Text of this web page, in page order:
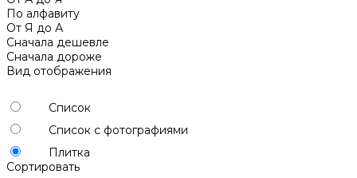
По алфавиту
От Я до А
Сначала дешевле
Сначала дороже
Вид отображения
Список
Список с фотографиями
Плитка
Сортировать